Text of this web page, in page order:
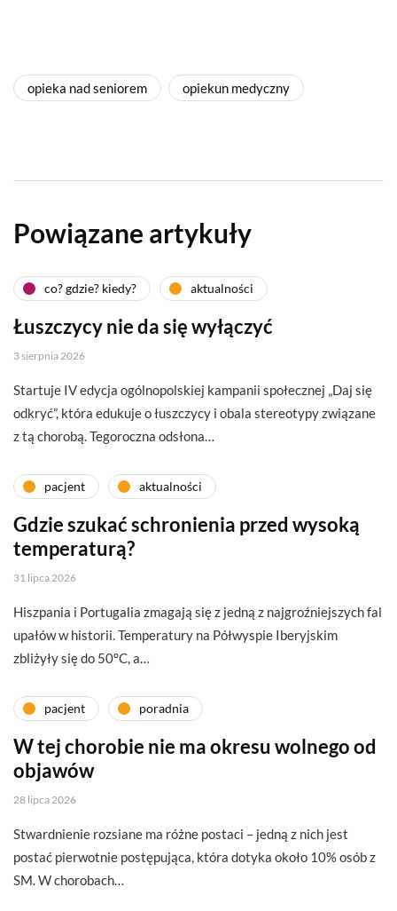
opieka nad seniorem opiekun medyczny
Powiązane artykuły
co? gdzie? kiedy? aktualności
Łuszczycy nie da się wyłączyć
3 sierpnia 2026
Startuje IV edycja ogólnopolskiej kampanii społecznej „Daj się
odkryć”, która edukuje o łuszczycy i obala stereotypy związane
z tą chorobą. Tegoroczna odsłona…
pacjent aktualności
Gdzie szukać schronienia przed wysoką
temperaturą?
31 lipca 2026
Hiszpania i Portugalia zmagają się z jedną z najgroźniejszych fal
upałów w historii. Temperatury na Półwyspie Iberyjskim
zbliżyły się do 50°C, a…
pacjent poradnia
W tej chorobie nie ma okresu wolnego od
objawów
28 lipca 2026
Stwardnienie rozsiane ma różne postaci – jedną z nich jest
postać pierwotnie postępująca, która dotyka około 10% osób z
SM. W chorobach…